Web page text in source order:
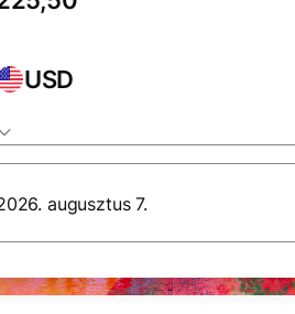
USD
augusztus 7.